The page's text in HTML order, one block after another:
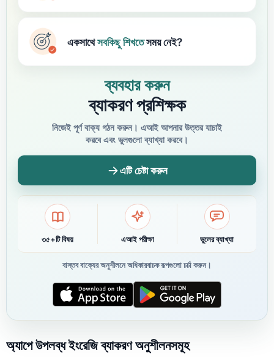
একসাথেসবকিছুশিখতেসময় নেই?
ব্যবহার করুন
ব্যাকরণ প্রশিক্ষক
নিজেই পূর্ণ বাক্য গঠন করুন। এআই আপনার উত্তর যাচাই
করবে এবং ভুলগুলো ব্যাখ্যা করবে।
এটি চেষ্টা করুন
৩৫+টি বিষয় এআই পরীক্ষা ভুলের ব্যাখ্যা
বাস্তব বাক্যের অনুশীলনে অধিকারবাচক রূপগুলো চর্চা করুন।
অ্যাপে উপলব্ধ ইংরেজি ব্যাকরণ অনুশীলনসমূহ